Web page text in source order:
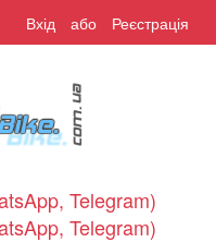
Вхід або Реєстрація
Telegram)
Telegram)